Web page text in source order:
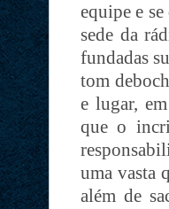
equipe e
sede da
fundadas
tom
e lugar,
que o
uma vasta
além de